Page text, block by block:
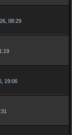
08:29
19:06